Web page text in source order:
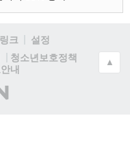
크
설정
청소년보호정책
내
▲